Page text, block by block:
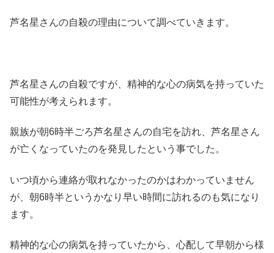
芦名星さんの自殺の理由について調べていきます。
芦名星さんの自殺ですが、精神的な心の病気を持っていた
可能性が考えられます。
親族が朝6時半ごろ芦名星さんの自宅を訪れ、芦名星さん
が亡くなっていたのを発見したという事でした。
いつ頃から連絡が取れなかったのかはわかっていません
が、朝6時半というかなり早い時間に訪れるのも気になり
ます。
精神的な心の病気を持っていたから、心配して早朝から様